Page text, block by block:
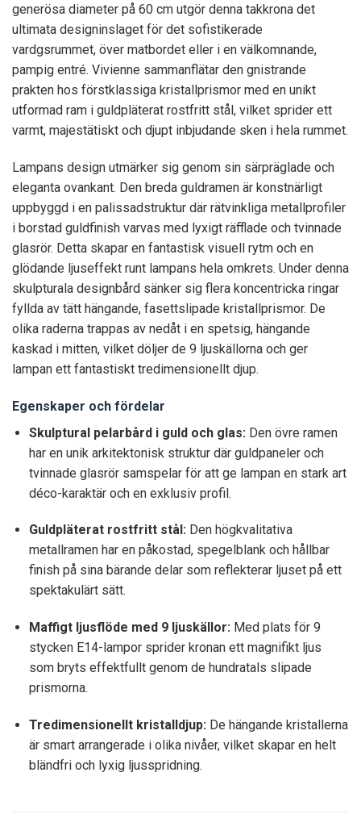
generösa diameter på 60 cm utgör denna takkrona det
ultimata designinslaget för det sofistikerade
vardgsrummet, över matbordet eller i en välkomnande,
pampig entré. Vivienne sammanflätar den gnistrande
prakten hos förstklassiga kristallprismor med en unikt
utformad ram i guldpläterat rostfritt stål, vilket sprider ett
varmt, majestätiskt och djupt inbjudande sken i hela rummet.
Lampans design utmärker sig genom sin särpräglade och
eleganta ovankant. Den breda guldramen är konstnärligt
uppbyggd i en palissadstruktur där rätvinkliga metallprofiler
i borstad guldfinish varvas med lyxigt räfflade och tvinnade
glasrör. Detta skapar en fantastisk visuell rytm och en
glödande ljuseffekt runt lampans hela omkrets. Under denna
skulpturala designbård sänker sig flera koncentricka ringar
fyllda av tätt hängande, fasettslipade kristallprismor. De
olika raderna trappas av nedåt i en spetsig, hängande
kaskad i mitten, vilket döljer de 9 ljuskällorna och ger
lampan ett fantastiskt tredimensionellt djup.
Egenskaper och fördelar
Skulptural pelarbård i guld och glas: Den övre ramen
har en unik arkitektonisk struktur där guldpaneler och
tvinnade glasrör samspelar för att ge lampan en stark art
déco-karaktär och en exklusiv profil.
Guldpläterat rostfritt stål:Den högkvalitativa
metallramen har en påkostad, spegelblank och hållbar
finish på sina bärande delar som reflekterar ljuset på ett
spektakulärt sätt.
Maffigt ljusflöde med 9 ljuskällor:Med plats för 9
stycken E14-lampor sprider kronan ett magnifikt ljus
som bryts effektfullt genom de hundratals slipade
prismorna.
Tredimensionellt kristalldjup:De hängande kristallerna
är smart arrangerade i olika nivåer, vilket skapar en helt
bländfri och lyxig ljusspridning.